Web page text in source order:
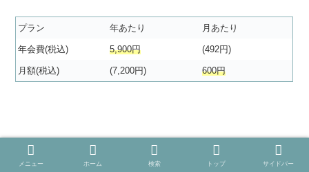
プラン 年あたり 月あたり
年会費(税込) 5,900円 (492円)
月額(税込) (7,200円) 600円
スマホ Amazonプライム 」ページ下部にある
メニュー ホーム 検索 トップ サイドバー